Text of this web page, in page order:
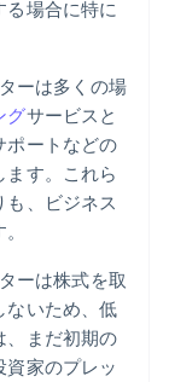
場合に特に
ーは多くの場
グサービスと
ポートなどの
す。これら
、ビジネス
ーは株式を取
ないため、低
、まだ初期の
家のプレッ